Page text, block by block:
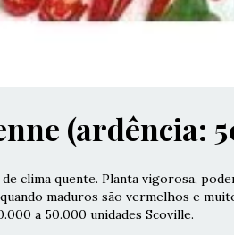
(ardência:
de clima quente. Planta vigorosa,
maduros são vermelhos e
a 50.000 unidades Scoville.